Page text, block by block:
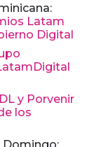
Latam
Digital
y Porvenir
los